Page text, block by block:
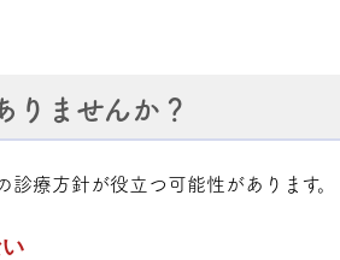
りませんか？
療方針が役立つ可能性があります。